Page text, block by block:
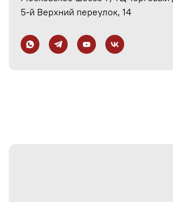
5-й Верхний переулок, 14